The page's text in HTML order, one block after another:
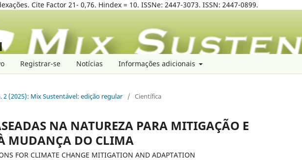
Cite Factor 21- 0,76. Hindex = 10. ISSNe: 2447-3073. ISSN: 2447-0899.
Registrar-se Notícias Informações adicionais
2 (2025): Mix Sustentável: edição regular / Científica
NA NATUREZA PARA MITIGAÇÃO E
MUDANÇA DO CLIMA
FOR CLIMATE CHANGE MITIGATION AND ADAPTATION